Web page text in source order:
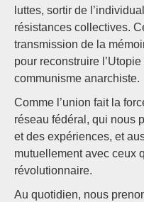
luttes, sortir de
résistances collectives.
transmission de la
pour reconstruire
communisme anarchiste.
Comme l’union fait la
réseau fédéral, qui nous
et des expériences, et
mutuellement avec ceux
révolutionnaire.
Au quotidien, nous